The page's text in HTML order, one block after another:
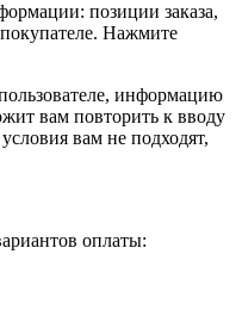
позиции заказа,
Нажмите
информацию
вам повторить к вводу
вам не подходят,
оплаты: